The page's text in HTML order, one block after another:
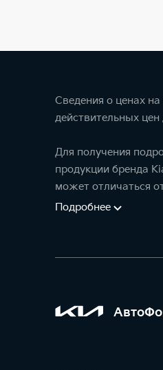
Сведения о ценах
действительных цен
Для получения
продукции бренда
может отличаться
Подробнее